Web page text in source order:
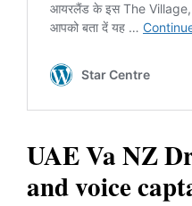
UAE Va NZ
and voice